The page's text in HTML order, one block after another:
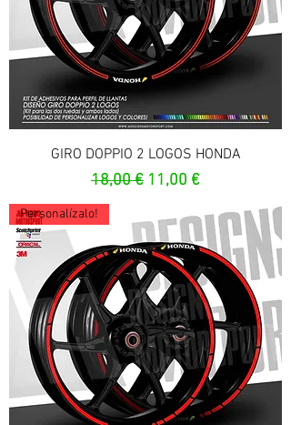
GIRO DOPPIO 2 LOGOS HONDA
Prezzo regolare
18,00 € Prezzo scontato
11,00 €
Personalízalo!